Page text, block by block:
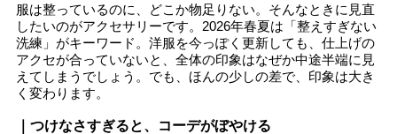
服は整っているのに、どこか物足りない。そんなときに見直
したいのがアクセサリーです。2026年春夏は「整えすぎない
洗練」がキーワード。洋服を今っぽく更新しても、仕上げの
アクセが合っていないと、全体の印象はなぜか中途半端に見
えてしまうでしょう。でも、ほんの少しの差で、印象は大き
く変わります。
｜つけなさすぎると、コーデがぼやける